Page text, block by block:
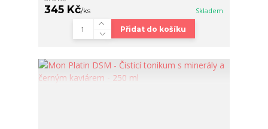
345 Kč/ks Skladem
Přidat do košíku